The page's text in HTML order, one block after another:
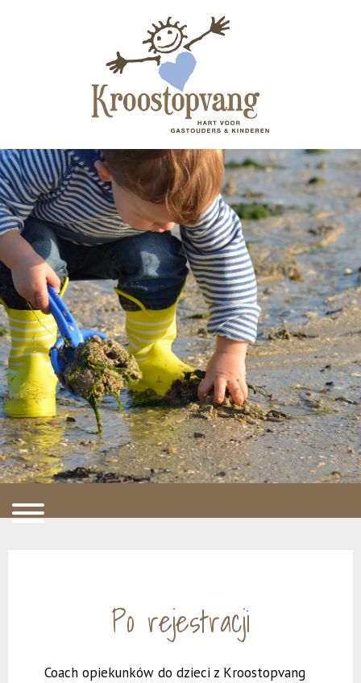
Po rejestracji
Coach opiekunków do dzieci z Kroostopvang